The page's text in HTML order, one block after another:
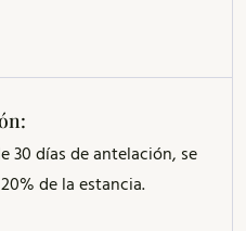
30 días de antelación, se
de la estancia.